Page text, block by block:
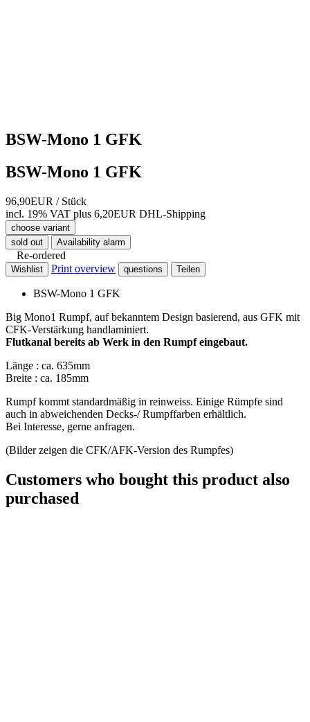
BSW-Mono 1 GFK
BSW-Mono 1 GFK
96,90EUR / Stück
incl. 19% VAT plus 6,20EUR DHL-Shipping
choose variant
sold out
Availability alarm
Re-ordered
Wishlist Print overview questions Teilen
BSW-Mono 1 GFK
Big Mono1 Rumpf, auf bekanntem Design basierend, aus GFK mit
CFK-Verstärkung handlaminiert.
Flutkanal bereits ab Werk in den Rumpf eingebaut.
Länge : ca. 635mm
Breite : ca. 185mm
Rumpf kommt standardmäßig in reinweiss. Einige Rümpfe sind
auch in abweichenden Decks-/ Rumpffarben erhältlich.
Bei Interesse, gerne anfragen.
(Bilder zeigen die CFK/AFK-Version des Rumpfes)
Customers who bought this product also
purchased